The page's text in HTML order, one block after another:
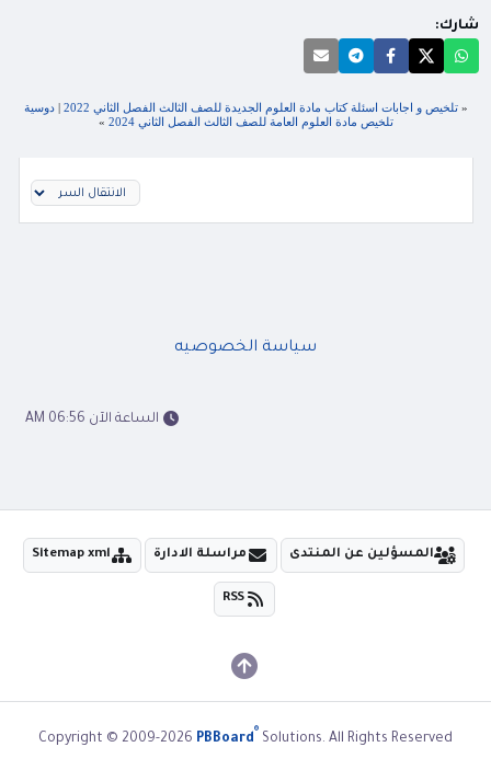
شارك:
«تلخيص و اجابات اسئلة كتاب مادة العلوم الجديدة للصف الثالث الفصل الثاني 2022 |دوسية
تلخيص مادة العلوم العامة للصف الثالث الفصل الثاني 2024
»
سياسة الخصوصيه
الساعة الآن 06:56 AM
المسؤلين عن المنتدى مراسلة الادارة Sitemap xml
RSS
Copyright © 2009-2026 PBBoard® Solutions. All Rights Reserved